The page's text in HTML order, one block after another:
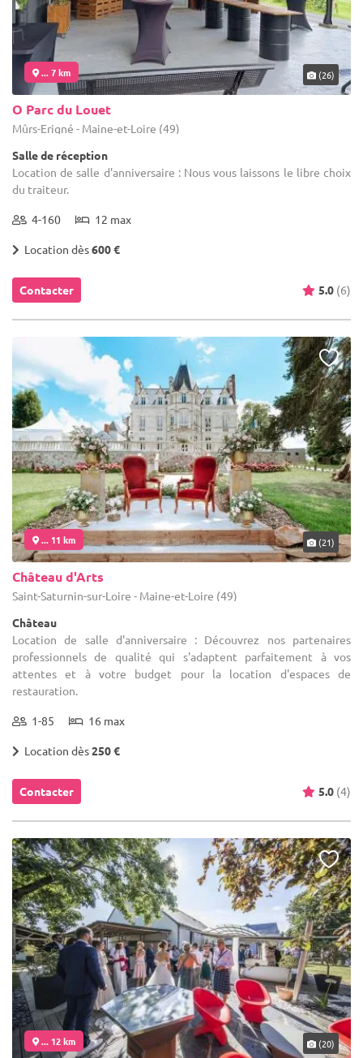
... 7 km (26)
O Parc du Louet
Mûrs-Erigné - Maine-et-Loire (49)
Salle de réception
Location de salle d'anniversaire : Nous vous laissons le libre choix
du traiteur.
4-160 12 max
Location dès600 €
Contacter 5.0 (6)
... 11 km (21)
Château d'Arts
Saint-Saturnin-sur-Loire - Maine-et-Loire (49)
Château
Location de salle d'anniversaire : Découvrez nos partenaires
professionnels de qualité qui s'adaptent parfaitement à vos
attentes et à votre budget pour la location d'espaces de
restauration.
1-85 16 max
Location dès250 €
Contacter 5.0 (4)
... 12 km (20)